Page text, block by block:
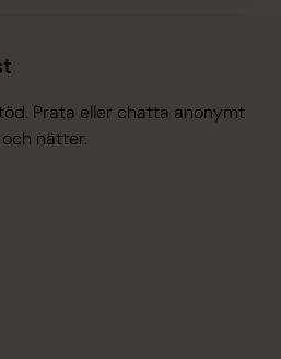
Prata eller chatta anonymt
nätter.